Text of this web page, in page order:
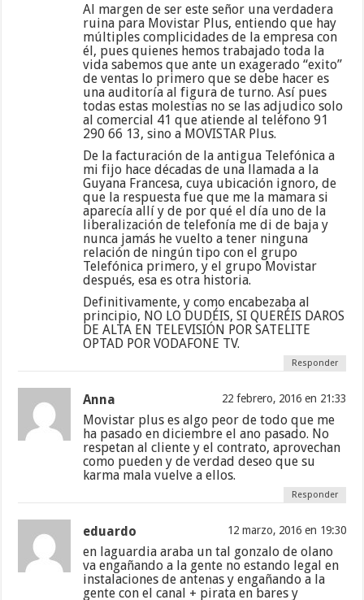
Al margen de ser este señor una verdadera
ruina para Movistar Plus, entiendo que hay
múltiples complicidades de la empresa con
él, pues quienes hemos trabajado toda la
vida sabemos que ante un exagerado “exito”
de ventas lo primero que se debe hacer es
una auditoría al figura de turno. Así pues
todas estas molestias no se las adjudico solo
al comercial 41 que atiende al teléfono 91
290 66 13, sino a MOVISTAR Plus.
De la facturación de la antigua Telefónica a
mi fijo hace décadas de una llamada a la
Guyana Francesa, cuya ubicación ignoro, de
que la respuesta fue que me la mamara si
aparecía allí y de por qué el día uno de la
liberalización de telefonía me di de baja y
nunca jamás he vuelto a tener ninguna
relación de ningún tipo con el grupo
Telefónica primero, y el grupo Movistar
después, esa es otra historia.
Definitivamente, y como encabezaba al
principio, NO LO DUDÉIS, SI QUERÉIS DAROS
DE ALTA EN TELEVISIÓN POR SATELITE
OPTAD POR VODAFONE TV.
Responder
Anna 22 febrero, 2016 en 21:33
Movistar plus es algo peor de todo que me
ha pasado en diciembre el ano pasado. No
respetan al cliente y el contrato, aprovechan
como pueden y de verdad deseo que su
karma mala vuelve a ellos.
Responder
eduardo 12 marzo, 2016 en 19:30
en laguardia araba un tal gonzalo de olano
va engañando a la gente no estando legal en
instalaciones de antenas y engañando a la
gente con el canal + pirata en bares y